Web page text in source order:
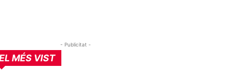
- Publicitat -
MÉS VIST